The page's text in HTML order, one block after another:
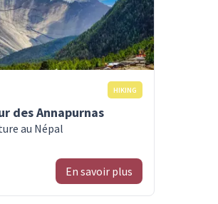
HIKING
des Annapurnas
au Népal
En savoir plus